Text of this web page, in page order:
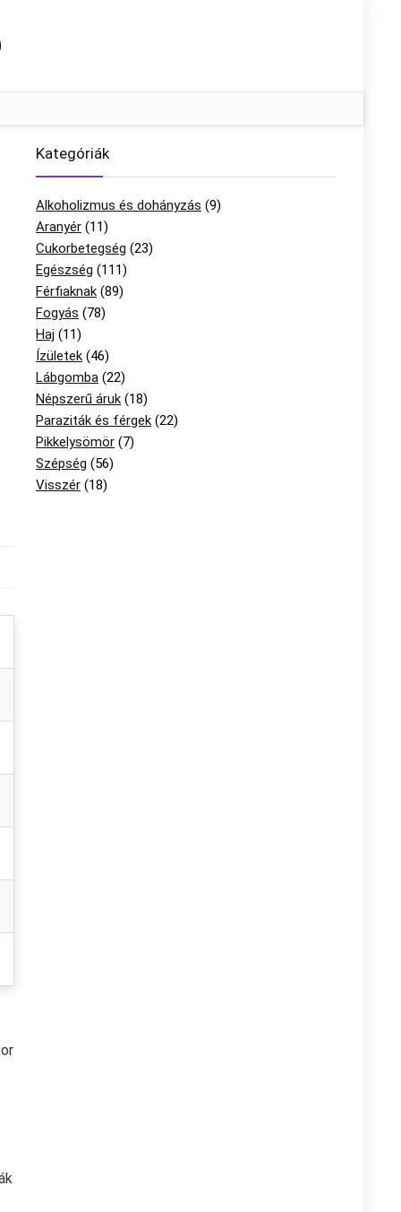
Kategóriák
Alkoholizmus és dohányzás (9)
Aranyér (11)
Cukorbetegség (23)
Egészség (111)
Férfiaknak (89)
Fogyás (78)
Haj (11)
Ízületek (46)
Lábgomba (22)
Népszerű áruk (18)
Paraziták és férgek (22)
Pikkelysömör (7)
Szépség (56)
Visszér (18)